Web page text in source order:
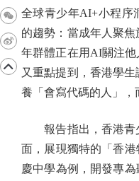
全球青少年AI+小程序
的趨勢：當成年人聚
年群體正在用AI關注
又重點提到，香港學
養「會寫代碼的人」，
報告指出，香港青
面，展現獨特的「香
慶中學為例，開發專